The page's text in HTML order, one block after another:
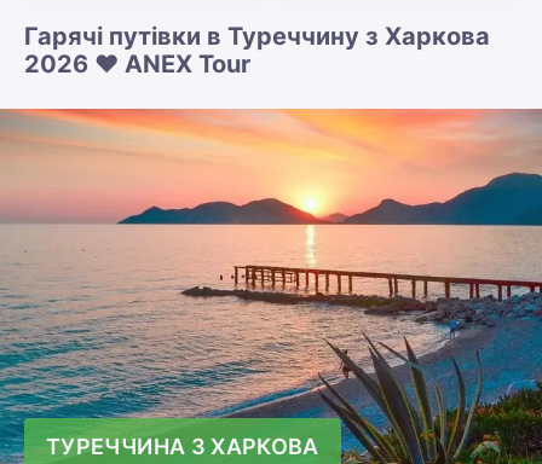
Гарячі путівки в Туреччину з Харкова
2026 ❤️ ANEX Tour
ТУРЕЧЧИНА З ХАРКОВА